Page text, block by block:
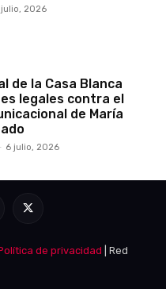
julio, 2026
de la Casa Blanca
legales contra el
de María
6 julio, 2026
de privacidad | Red